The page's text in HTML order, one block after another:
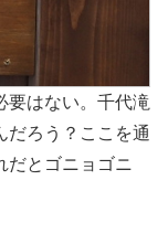
要はない。千代滝
だろう？ここを通
だとゴニョゴニ